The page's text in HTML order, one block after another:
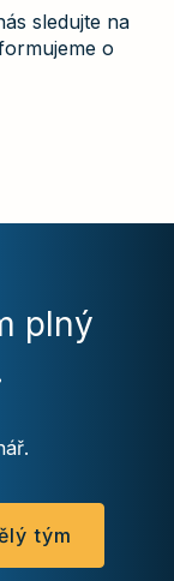
sledujte na
o
plný
tým